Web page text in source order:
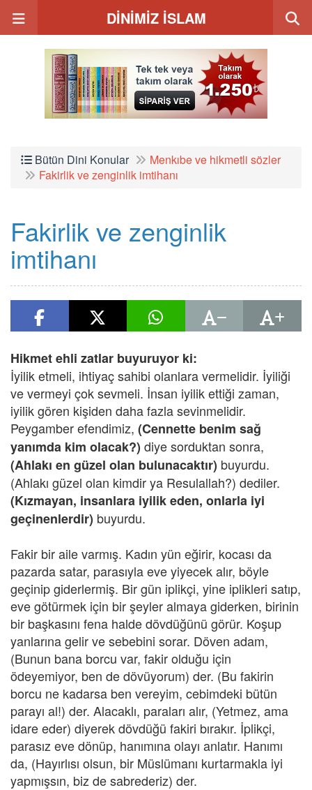
DİNİMİZ İSLAM
Bütün Dini Konular
Menkıbe ve hikmetli sözler
Fakirlik ve zenginlik imtihanı
Fakirlik ve zenginlik
imtihanı
Hikmet ehli zatlar buyuruyor ki:
İyilik etmeli, ihtiyaç sahibi olanlara vermelidir. İyiliği
ve vermeyi çok sevmeli. İnsan iyilik ettiği zaman,
iyilik gören kişiden daha fazla sevinmelidir.
Peygamber efendimiz, (Cennette benim sağ
yanımda kim olacak?) diye sorduktan sonra,
(Ahlakı en güzel olan bulunacaktır) buyurdu.
(Ahlakı güzel olan kimdir ya Resulallah?) dediler.
(Kızmayan, insanlara iyilik eden, onlarla iyi
geçinenlerdir) buyurdu.
Fakir bir aile varmış. Kadın yün eğirir, kocası da
pazarda satar, parasıyla eve yiyecek alır, böyle
geçinip giderlermiş. Bir gün iplikçi, yine iplikleri satıp,
eve götürmek için bir şeyler almaya giderken, birinin
bir başkasını fena halde dövdüğünü görür. Koşup
yanlarına gelir ve sebebini sorar. Döven adam,
(Bunun bana borcu var, fakir olduğu için
ödeyemiyor, ben de dövüyorum) der. (Bu fakirin
borcu ne kadarsa ben vereyim, cebimdeki bütün
parayı al!) der. Alacaklı, paraları alır, (Yetmez, ama
idare eder) diyerek dövdüğü fakiri bırakır. İplikçi,
parasız eve dönüp, hanımına olayı anlatır. Hanımı
da, (Hayırlısı olsun, bir Müslümanı kurtarmakla iyi
yapmışsın, biz de sabrederiz) der.